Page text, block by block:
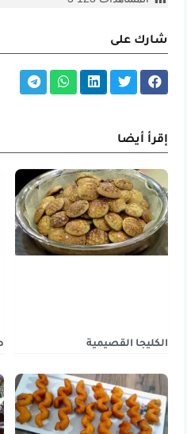
شارك على
إقرأ أيضا
الكليجا القصيمية